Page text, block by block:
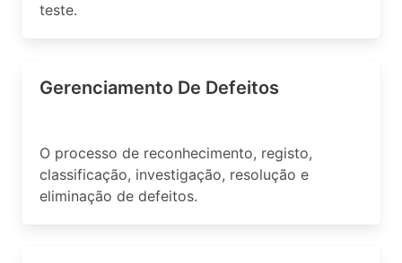
teste.
Gerenciamento De Defeitos
O processo de reconhecimento, registo,
classificação, investigação, resolução e
eliminação de defeitos.